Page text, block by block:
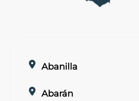
Abanilla
Abarán